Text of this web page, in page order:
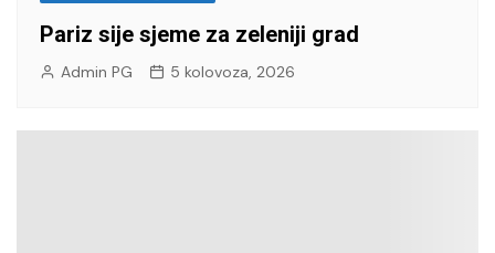
Pariz sije sjeme za zeleniji grad
Admin PG 5 kolovoza, 2026